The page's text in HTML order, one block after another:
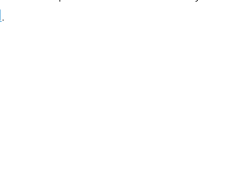
.